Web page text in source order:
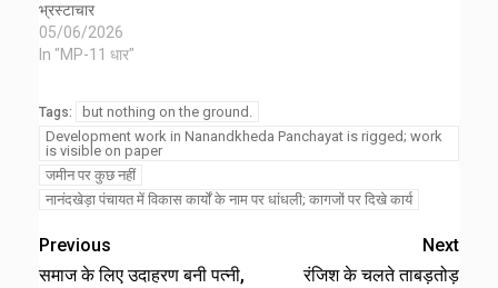
भ्रस्टाचार
05/06/2026
In "MP-11 धार"
Tags:
but nothing on the ground.
Development work in Nanandkheda Panchayat is rigged; work
is visible on paper
जमीन पर कुछ नहीं
नानंदखेड़ा पंचायत में विकास कार्यों के नाम पर धांधली; कागजों पर दिखे कार्य
Previous
समाज के लिए उदाहरण बनी पत्नी,
Next
रंजिश के चलते ताबड़तोड़